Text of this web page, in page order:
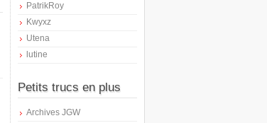
PatrikRoy
Kwyxz
Utena
lutine
Petits trucs en plus
Archives JGW